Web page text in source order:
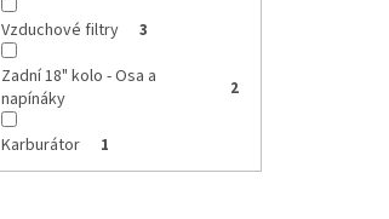
Vzduchové filtry 3
Zadní 18" kolo - Osa a
napínáky
2
Karburátor 1